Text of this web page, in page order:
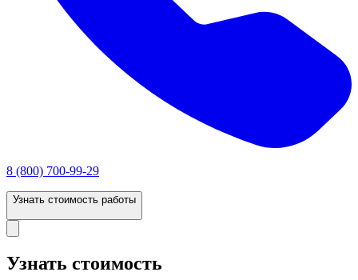
8 (800) 700-99-29
Узнать стоимость работы
Узнать стоимость